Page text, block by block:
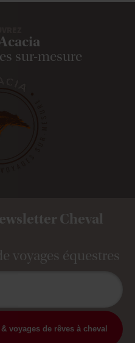
sur-mesure
Cheval
voyages équestres
voyages de rêves à cheval